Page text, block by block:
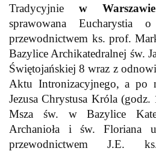
Tradycyjniew Warszawie
sprawowana
przewodnictwem ks. prof.
Bazylice Archikatedralnej św.
Świętojańskiej 8 wraz z
Aktu Intronizacyjnego, a po
Jezusa Chrystusa Króla
Msza św. w Bazylice
Archanioła i św. Floriana
przewodnictwem J.E.